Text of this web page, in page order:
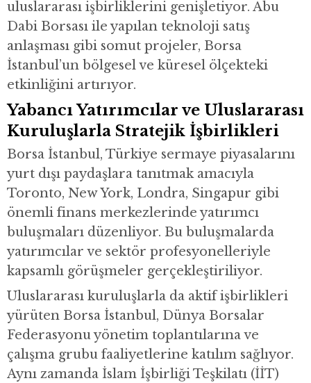
uluslararası işbirliklerini genişletiyor. Abu
Dabi Borsası ile yapılan teknoloji satış
anlaşması gibi somut projeler, Borsa
İstanbul’un bölgesel ve küresel ölçekteki
etkinliğini artırıyor.
Yabancı Yatırımcılar ve Uluslararası
Kuruluşlarla Stratejik İşbirlikleri
Borsa İstanbul, Türkiye sermaye piyasalarını
yurt dışı paydaşlara tanıtmak amacıyla
Toronto, New York, Londra, Singapur gibi
önemli finans merkezlerinde yatırımcı
buluşmaları düzenliyor. Bu buluşmalarda
yatırımcılar ve sektör profesyonelleriyle
kapsamlı görüşmeler gerçekleştiriliyor.
Uluslararası kuruluşlarla da aktif işbirlikleri
yürüten Borsa İstanbul, Dünya Borsalar
Federasyonu yönetim toplantılarına ve
çalışma grubu faaliyetlerine katılım sağlıyor.
Aynı zamanda İslam İşbirliği Teşkilatı (İİT)